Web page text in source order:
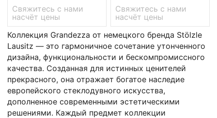
Свяжитесь с нами
насчёт цены
Свяжитесь с нами
насчёт цены
Коллекция Grandezza от немецкого бренда Stölzle
Lausitz — это гармоничное сочетание утонченного
дизайна, функциональности и бескомпромиссного
качества. Созданная для истинных ценителей
прекрасного, она отражает богатое наследие
европейского стеклодувного искусства,
дополненное современными эстетическими
решениями. Каждый предмет коллекции